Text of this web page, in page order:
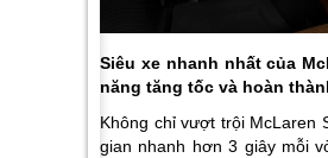
Siêu xe nhanh nhất của
năng tăng tốc và hoàn
Không chỉ vượt trội McLaren
gian nhanh hơn 3 giây mỗi